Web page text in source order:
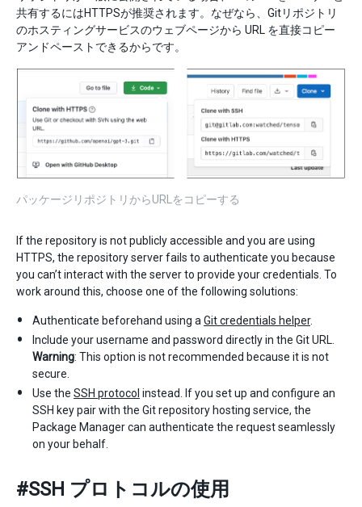
共有するにはHTTPSが推奨されます。なぜなら、Gitリポジトリ
のホスティングサービスのウェブページから URL を直接コピー
アンドペーストできるからです。
パッケージリポジトリからURLをコピーする
If the repository is not publicly accessible and you are using
HTTPS, the repository server fails to authenticate you because
you can’t interact with the server to provide your credentials. To
work around this, choose one of the following solutions:
Authenticate beforehand using a Git credentials helper.
Include your username and password directly in the Git URL.
Warning: This option is not recommended because it is not
secure.
Use the SSH protocol instead. If you set up and configure an
SSH key pair with the Git repository hosting service, the
Package Manager can authenticate the request seamlessly
on your behalf.
#SSH プロトコルの使用